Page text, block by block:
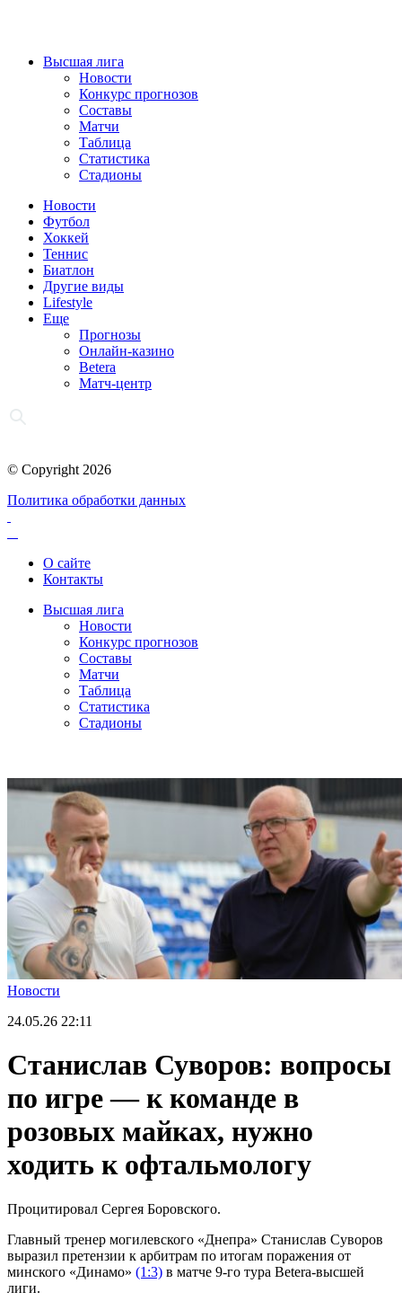
Высшая лига
Новости
Конкурс прогнозов
Составы
Матчи
Таблица
Статистика
Стадионы
Новости
Футбол
Хоккей
Теннис
Биатлон
Другие виды
Lifestyle
Еще
Прогнозы
Онлайн-казино
Betera
Матч-центр
© Copyright 2026
Политика обработки данных
О сайте
Контакты
Высшая лига
Новости
Конкурс прогнозов
Составы
Матчи
Таблица
Статистика
Стадионы
Новости
24.05.26 22:11
Станислав Суворов: вопросы
по игре — к команде в
розовых майках, нужно
ходить к офтальмологу
Процитировал Сергея Боровского.
Главный тренер могилевского «Днепра» Станислав Суворов
выразил претензии к арбитрам по итогам поражения от
минского «Динамо» (1:3) в матче 9-го тура Betera-высшей
лиги.